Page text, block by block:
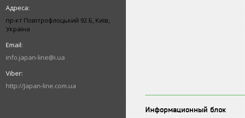
пр-кт Повітрофлоцький 92 Б, Київ,
Україна
info.japan-line@i.ua
http://Japan-line.com.ua
Информационный блок